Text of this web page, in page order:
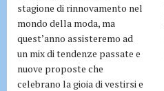
stagione di rinnovamento nel
mondo della moda, ma
quest’anno assisteremo ad
un mix di tendenze passate e
nuove proposte che
celebrano la gioia di vestirsi e